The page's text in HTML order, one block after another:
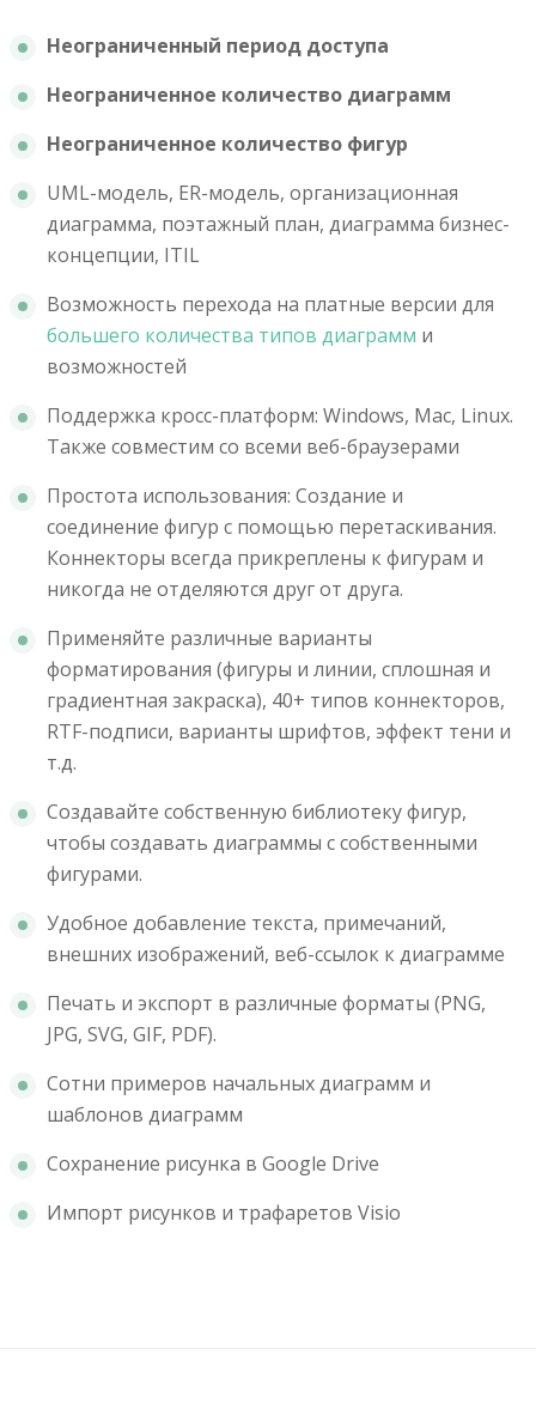
Неограниченный период доступа
Неограниченное количество диаграмм
Неограниченное количество фигур
UML-модель, ER-модель, организационная
диаграмма, поэтажный план, диаграмма бизнес-
концепции, ITIL
Возможность перехода на платные версии для
большего количества типов диаграмм и
возможностей
Поддержка кросс-платформ: Windows, Mac, Linux.
Также совместим со всеми веб-браузерами
Простота использования: Создание и
соединение фигур с помощью перетаскивания.
Коннекторы всегда прикреплены к фигурам и
никогда не отделяются друг от друга.
Применяйте различные варианты
форматирования (фигуры и линии, сплошная и
градиентная закраска), 40+ типов коннекторов,
RTF-подписи, варианты шрифтов, эффект тени и
т.д.
Создавайте собственную библиотеку фигур,
чтобы создавать диаграммы с собственными
фигурами.
Удобное добавление текста, примечаний,
внешних изображений, веб-ссылок к диаграмме
Печать и экспорт в различные форматы (PNG,
JPG, SVG, GIF, PDF).
Сотни примеров начальных диаграмм и
шаблонов диаграмм
Сохранение рисунка в Google Drive
Импорт рисунков и трафаретов Visio